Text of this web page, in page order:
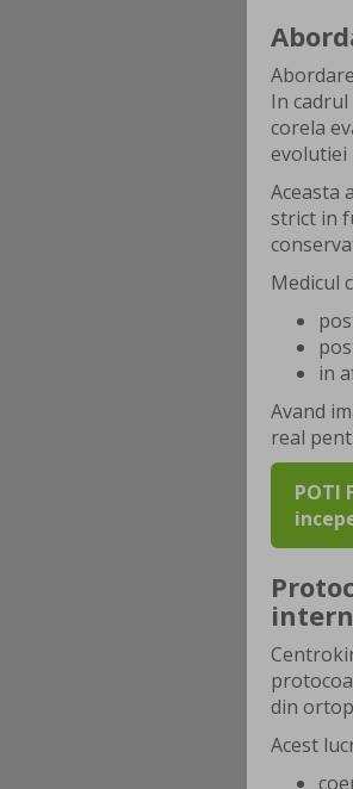
In
corela
evolutiei
Aceasta
strict in
Medicul
in
Avand
real
POTI
din
Acest